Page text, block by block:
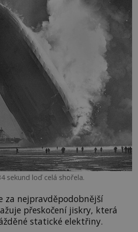
sekund loď celá shořela.
za nejpravděpodobnější
přeskočení jiskry, která
statické elektřiny.